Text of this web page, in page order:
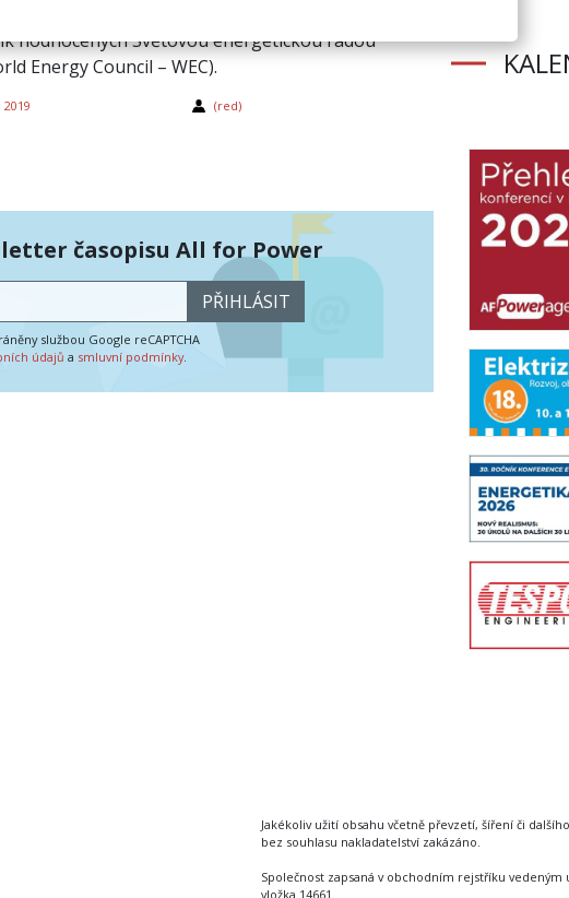
obsadila 16. místo ze 128 národních
hodnocených Světovou energetickou radou
Energy Council – WEC).
2019 (red)
časopisu All for Power
PŘIHLÁSIT
službou Google reCAPTCHA
údajů a smluvní podmínky.
Jakékoliv užití obsahu včetně převzetí, šíření či
bez souhlasu nakladatelství zakázáno.
Společnost zapsaná v obchodním rejstříku vedeným
vložka 14661.